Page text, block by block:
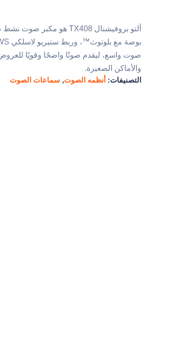
صوت واسع، ليقدم صوتًا واضحًا وقويًا للعروض
والأماكن الصغيرة.
التصنيفات: أنظمه الصوت, سماعات الصوت